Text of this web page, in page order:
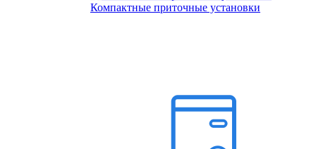
Компактные приточные установки